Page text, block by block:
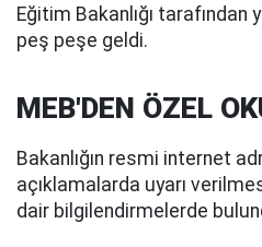
Eğitim Bakanlığı tarafından
peş peşe geldi.
MEB'DEN ÖZEL
Bakanlığın resmi internet
açıklamalarda uyarı
dair bilgilendirmelerde